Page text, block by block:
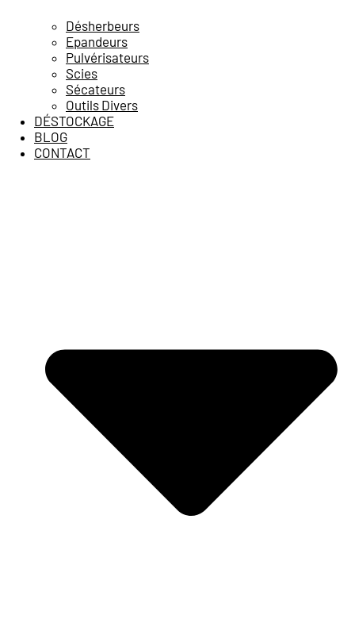
Désherbeurs
Epandeurs
Pulvérisateurs
Scies
Sécateurs
Outils Divers
DÉSTOCKAGE
BLOG
CONTACT